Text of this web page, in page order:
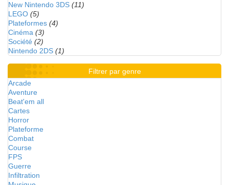
New Nintendo 3DS (11)
LEGO (5)
Plateformes (4)
Cinéma (3)
Société (2)
Nintendo 2DS (1)
Filtrer par genre
Arcade
Aventure
Beat'em all
Cartes
Horror
Plateforme
Combat
Course
FPS
Guerre
Infiltration